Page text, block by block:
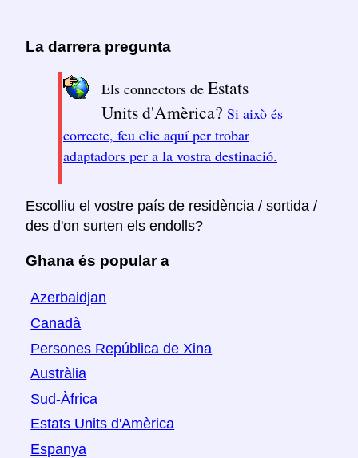
La darrera pregunta
Els connectors de Estats
Units d'Amèrica? Si això és
correcte, feu clic aquí per trobar
adaptadors per a la vostra destinació.
Escolliu el vostre país de residència / sortida /
des d'on surten els endolls?
Ghana és popular a
Azerbaidjan
Canadà
Persones República de Xina
Austràlia
Sud-Àfrica
Estats Units d'Amèrica
Espanya